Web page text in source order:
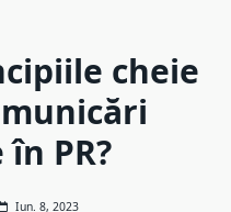
cheie
PR?
Iun. 8, 2023